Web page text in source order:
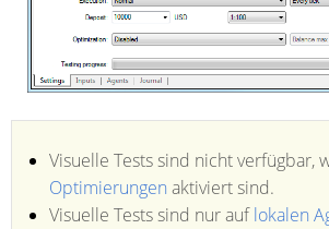
Visuelle Tests sind nicht verfügbar,
Optimierungen aktiviert sind.
Visuelle Tests sind nur auflokalen